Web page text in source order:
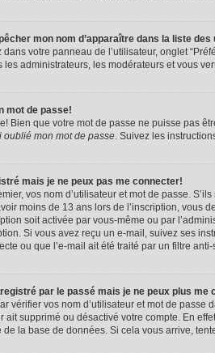
mon nom d’apparaître dans la liste
votre panneau de l’utilisateur, onglet
les administrateurs, les modérateurs et vous
mot de passe!
Bien que votre mot de passe ne puisse pas
oublié mon mot de passe. Suivez les
mais je ne peux pas me connecter!
vos nom d’utilisateur et mot de passe.
moins de 13 ans lors de l’inscription, vous
soit activée par vous-même ou par
Si vous avez reçu un e-mail, suivez ses
ou que l’e-mail ait été traité par un filtre
par le passé mais je ne peux plus me
vérifier vos nom d’utilisateur et mot de passe
ait supprimé ou désactivé votre compte. En
la base de données. Si cela vous arrive,